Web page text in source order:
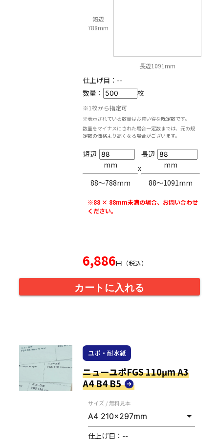
短辺
788mm
長辺1091mm
仕上げ目： --
数量：
枚
※1枚から指定可
※表示されている数量はお買い得な既定数です。
数量をマイナスにされた場合一定数までは、元の規
定数の価格より高くなる場合がございます。
短辺
mm
88〜788mm
x
長辺
mm
88〜1091mm
※88 × 88mm未満の場合、お問い合わせ
ください。
6,886円（税込）
カートに入れる
ユポ・耐水紙
ニューユポFGS 110μm A3
A4 B4 B5
サイズ / 無料見本
仕上げ目： --